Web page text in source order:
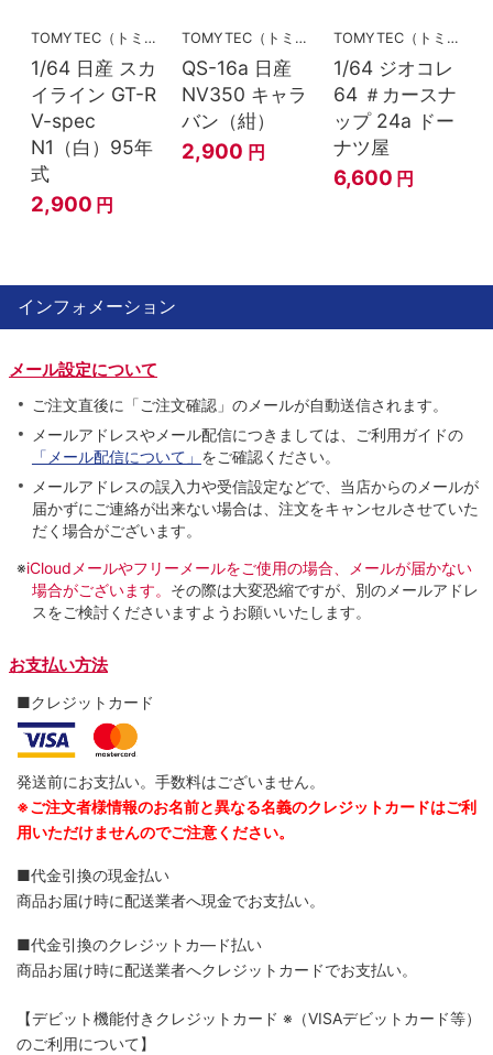
TOMYTEC（トミーテック）
1/64 日産 スカ
イライン GT-R
V-spec
N1（白）95年
式
2,900 円
TOMYTEC（トミーテック）
QS-16a 日産
NV350 キャラ
バン（紺）
2,900 円
TOMYTEC（トミーテック）
1/64 ジオコレ
64 ＃カースナ
ップ 24a ドー
ナツ屋
6,600 円
インフォメーション
メール設定について
ご注文直後に「ご注文確認」のメールが自動送信されます。
メールアドレスやメール配信につきましては、ご利用ガイドの
「メール配信について」 をご確認ください。
メールアドレスの誤入力や受信設定などで、当店からのメールが
届かずにご連絡が出来ない場合は、注文をキャンセルさせていた
だく場合がございます。
※iCloudメールやフリーメールをご使用の場合、メールが届かない
場合がございます。 その際は大変恐縮ですが、別のメールアドレ
スをご検討くださいますようお願いいたします。
お支払い方法
■クレジットカード
発送前にお支払い。手数料はございません。
※ご注文者様情報のお名前と異なる名義のクレジットカードはご利
用いただけませんのでご注意ください。
■代金引換の現金払い
商品お届け時に配送業者へ現金でお支払い。
■代金引換のクレジットカ―ド払い
商品お届け時に配送業者へクレジットカードでお支払い。
【デビット機能付きクレジットカード ※（VISAデビットカード等）
のご利用について】